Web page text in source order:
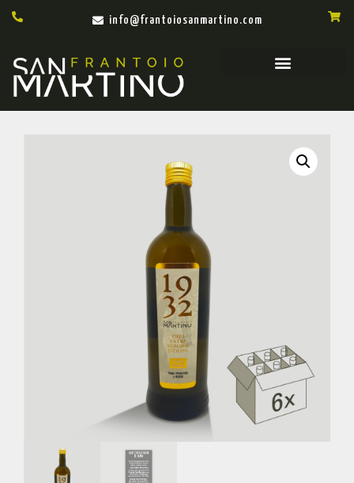
info@frantoiosanmartino.com